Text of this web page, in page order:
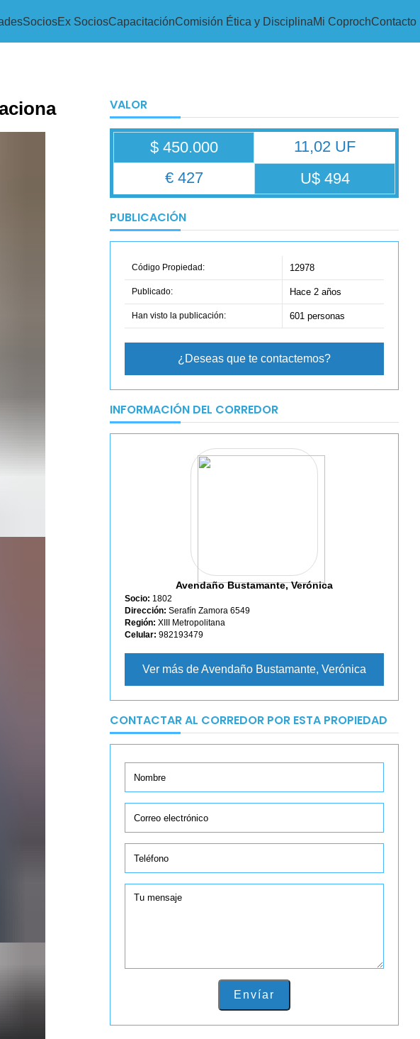
SociosEx SociosCapacitaciónComisión Ética y DisciplinaMi CoprochContacto
VALOR
$ 450.000
11,02 UF
€ 427
U$ 494
PUBLICACIÓN
Código Propiedad: 12978
Publicado: Hace 2 años
Han visto la publicación: 601 personas
¿Deseas que te contactemos?
INFORMACIÓN DEL CORREDOR
Avendaño Bustamante, Verónica
Socio: 1802
Dirección: Serafín Zamora 6549
Región: XIII Metropolitana
Celular: 982193479
Ver más de Avendaño Bustamante, Verónica
CONTACTAR AL CORREDOR POR ESTA PROPIEDAD
Envíar